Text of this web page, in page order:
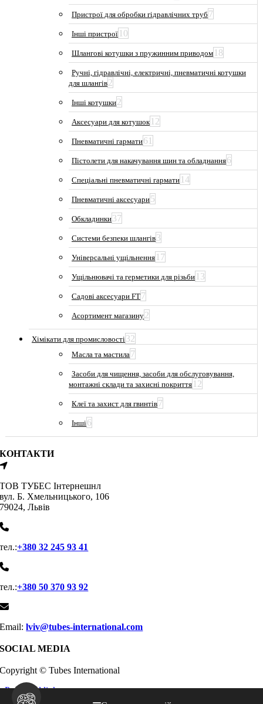
Пристрої для обробки гідравлічних труб 7
Інші пристрої 10
Шлангові котушки з пружинним приводом 18
Ручні, гідравлічні, електричні, пневматичні котушки
для шлангів2
Інші котушки2
Аксесуари для котушок 12
Пневматичні гармати61
Пістолети для накачування шин та обладнання6
Спеціальні пневматичні гармати 14
Пневматичні аксесуари5
Обкладинки37
Системи безпеки шлангів3
Універсальні ущільнення 17
Ущільнювачі та герметики для різьби 13
Садові аксесуари FT7
Асортимент магазину2
Хімікати для промисловості 32
Масла та мастила 7
Засоби для чищення, засоби для обслуговування,
монтажні склади та захисні покриття 12
Клеї та захист для гвинтів7
Інші 6
КОНТАКТИ
ТОВ ТУБЕС Iнтернешнл
вул. Б. Хмельницького, 106
79024, Львiв
тел.:+380 32 245 93 41
тел.:+380 50 370 93 92
Email:lviv@tubes-international.com
SOCIAL MEDIA
Copyright © Tubes International
Page load link
КАТАЛОГ